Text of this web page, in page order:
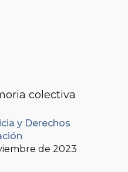
colectiva
y Derechos
de 2023